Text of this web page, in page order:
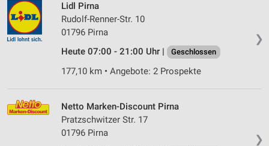
❯
Lidl Pirna
Rudolf-Renner-Str. 10
01796 Pirna
Heute 07:00 - 21:00 Uhr |
Geschlossen
177,10 km • Angebote: 2 Prospekte
❯
Netto Marken-Discount Pirna
Pratzschwitzer Str. 17
01796 Pirna